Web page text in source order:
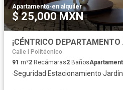
Apartamento·en alquiler
$ 25,000 MXN
Calle I Politécnico
91 m²2 Recámaras2 Baños
·Seguridad·Estacionamiento·Jardín